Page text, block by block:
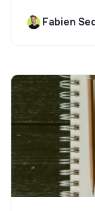
Fabien